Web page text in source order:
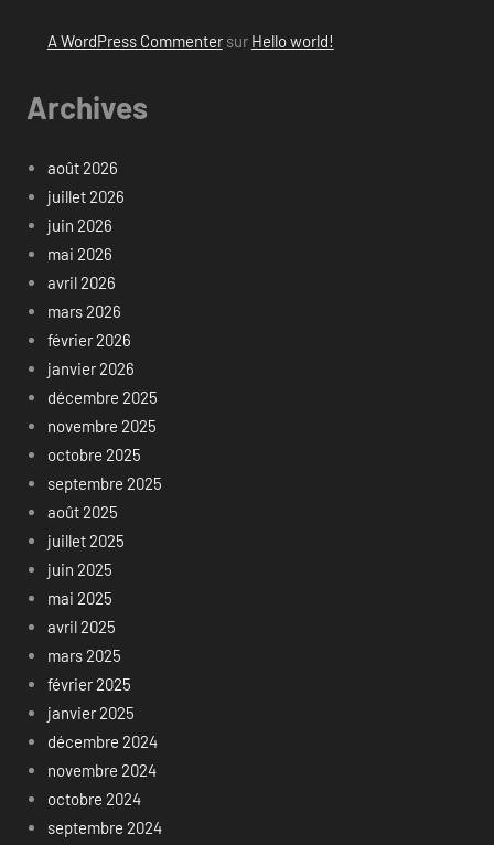
A WordPress Commentersur Hello world!
Archives
août 2026
juillet 2026
juin 2026
mai 2026
avril 2026
mars 2026
février 2026
janvier 2026
décembre 2025
novembre 2025
octobre 2025
septembre 2025
août 2025
juillet 2025
juin 2025
mai 2025
avril 2025
mars 2025
février 2025
janvier 2025
décembre 2024
novembre 2024
octobre 2024
septembre 2024